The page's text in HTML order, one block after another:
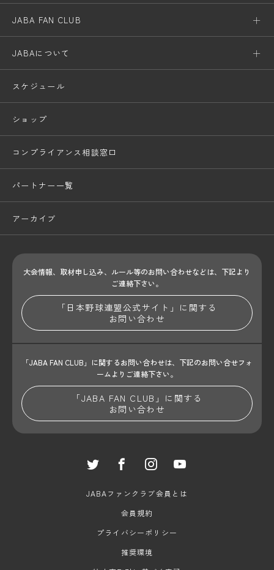
JABA FAN CLUB
JABAについて
スケジュール
ショップ
コンプライアンス相談窓口
パートナー一覧
アーカイブ
大会情報、取材申し込み、ルール等のお問い合わせなどは、下記より
ご連絡下さい。
「日本野球連盟公式サイト」に関する
お問い合わせ
「JABA FAN CLUB」に関するお問い合わせは、 下記のお問い合せフォ
ームよりご連絡下さい。
「JABA FAN CLUB」に関する
お問い合わせ
JABAファンクラブ会員とは
会員規約
プライバシーポリシー
推奨環境